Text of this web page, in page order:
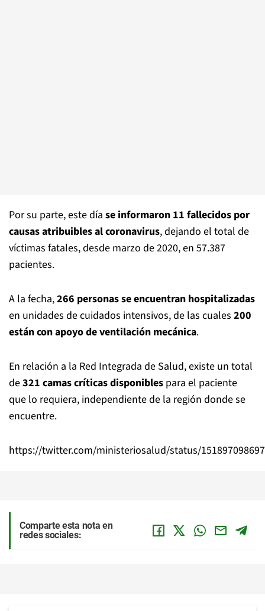
Por su parte, este día se informaron 11 fallecidos por
causas atribuibles al coronavirus, dejando el total de
víctimas fatales, desde marzo de 2020, en 57.387
pacientes.
A la fecha,266 personas se encuentran hospitalizadas
en unidades de cuidados intensivos, de las cuales 200
están con apoyo de ventilación mecánica.
En relación a la Red Integrada de Salud, existe un total
de321 camas críticas disponibles para el paciente
que lo requiera, independiente de la región donde se
encuentre.
https://twitter.com/ministeriosalud/status/
Comparte esta nota en
redes sociales: